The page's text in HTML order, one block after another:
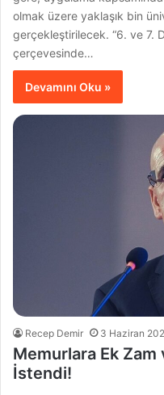
olmak üzere yaklaşık bin
gerçekleştirilecek. “6. ve 7.
çerçevesinde…
Devamını Oku »
Recep Demir 3 Haziran
Memurlara Ek
İstendi!